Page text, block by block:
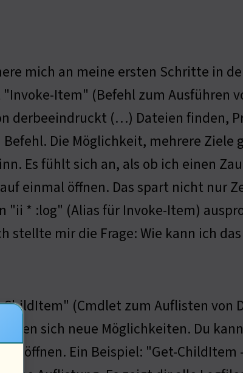
mich an meine ersten Schritte in
"Invoke-Item" (Befehl zum Ausführen
derbeeindruckt (…) Dateien finden,
Befehl. Die Möglichkeit, mehrere
Es fühlt sich an, als ob ich einen
einmal öffnen. Das spart nicht nur
"ii * :log" (Alias für Invoke-Item)
stellte mir die Frage: Wie kann ich
(Cmdlet zum Auflisten von
sich neue Möglichkeiten. Du
öffnen. Ein Beispiel: "Get-